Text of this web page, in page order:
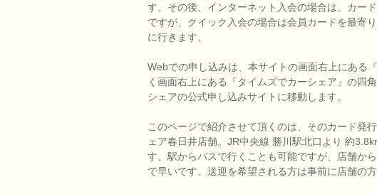
す。その後、インターネット入会の場合は、カー
ですが、クイック入会の場合は会員カードを最寄
に行きます。
Webでの申し込みは、本サイトの画面右上にある
く画面右上にある『タイムズでカーシェア』の四
シェアの公式申し込みサイトに移動します。
このページで紹介させて頂くのは、そのカード発
ェア春日井店舗。JR中央線 勝川駅北口より 約
す。駅からバスで行くことも可能ですが、店舗か
で早いです。送迎を希望される方は事前に店舗の方